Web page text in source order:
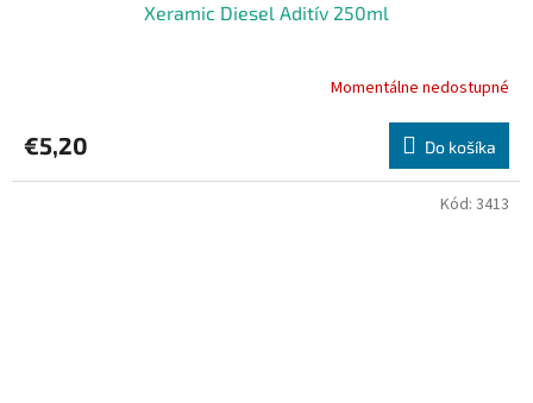
Xeramic Diesel Aditív 250ml
Momentálne nedostupné
€5,20 Do košíka
Kód: 3413